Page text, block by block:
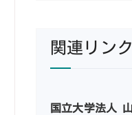
関連リン
国立大学法人